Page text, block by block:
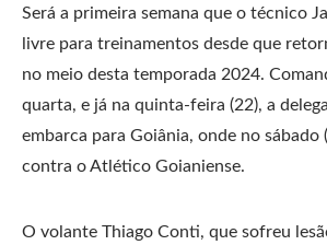
Será a primeira semana que o técnico
livre para treinamentos desde que
no meio desta temporada 2024.
quarta, e já na quinta-feira (22), a
embarca para Goiânia, onde no sábado
contra o Atlético Goianiense.
O volante Thiago Conti, que sofreu